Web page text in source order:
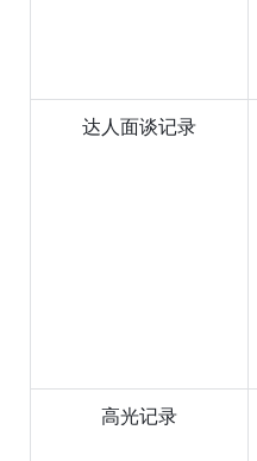
达人面谈记录
高光记录